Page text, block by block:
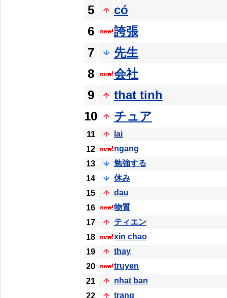
5
có
6
誇張
7
先生
8
会社
9
that tinh
10
チュア
11
lai
12
ngang
13
勉強する
14
休み
15
dau
16
物質
17
ティエン
18
xin chao
19
thay
20
truyen
21
nhat ban
22
trang